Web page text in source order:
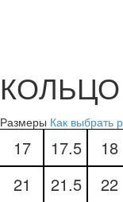
КОЛЬЦО
Размеры Как выбрать
17 17.5 18
21
21.5 22